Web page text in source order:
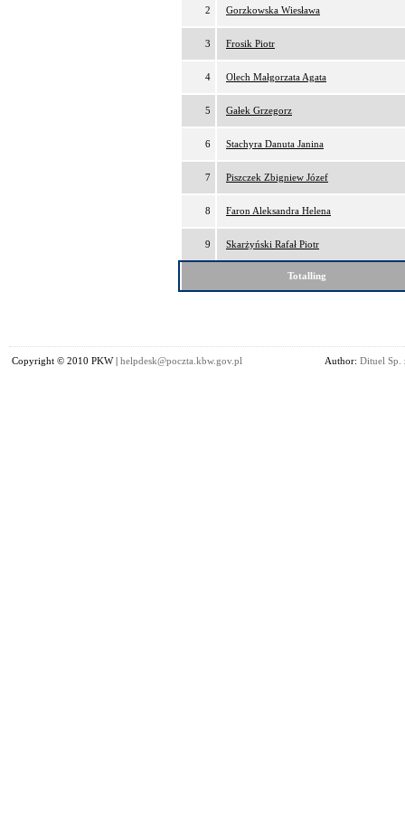
2 Gorzkowska Wiesława
3 Frosik Piotr
4 Olech Małgorzata Agata
5 Gałek Grzegorz
6 Stachyra Danuta Janina
7 Piszczek Zbigniew Józef
8 Faron Aleksandra Helena
9 Skarżyński Rafał Piotr
Totalling
Copyright © 2010 PKW | helpdesk@poczta.kbw.gov.pl Author: Dituel Sp.